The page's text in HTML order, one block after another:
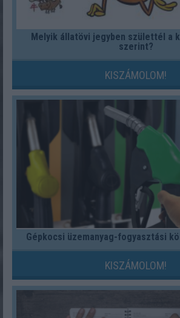
Melyik állatövi jegyben születtél a
szerint?
KISZÁMOLOM!
Gépkocsi üzemanyag-fogyasztási
KISZÁMOLOM!